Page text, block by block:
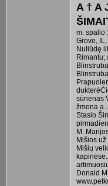
A † A
m. spalio
Grove,
Nuliūdę
Rimantu;
sūnėnas
žmona a.
Stasio
M.
Mišios
Mišių
Donald